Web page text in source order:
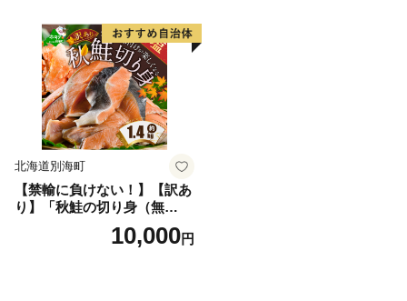
くら 鮭いくら 国産いくら 北
海道産いくら 地場産いくら
道産いくら 別海町 ふるさと
納税 ふるさと ikura )
北海道別海町
【禁輸に負けない！】【訳あ
り】「秋鮭の切り身（無
塩）」1.4kg（ 鮭 秋鮭 シャ
ケ 秋シャケ 北海道産鮭 北海
10,000円